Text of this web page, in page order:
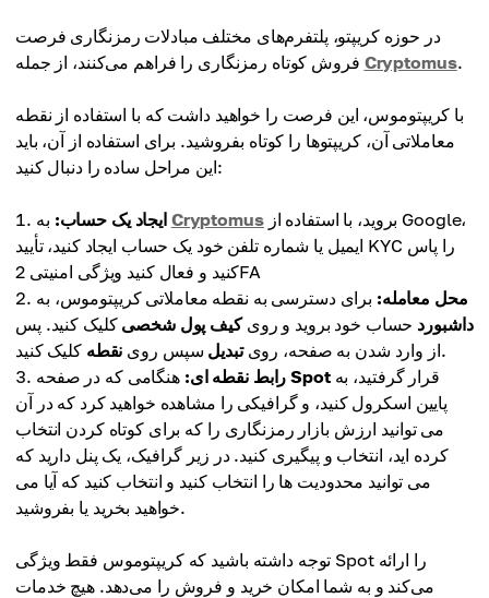
در حوزه کریپتو، پلتفرم‌های مختلف مبادلات رمزنگاری فرصت
Cryptomus.
با کریپتوموس، این فرصت را خواهید داشت که با استفاده از نقطه
معاملاتی آن، کریپتوها را کوتاه بفروشید. برای استفاده از آن، باید
این مراحل ساده را دنبال کنید:
ایجاد یک حساب:به Cryptomusبروید، با استفاده از Google،
ایمیل یا شماره تلفن خود یک حساب ایجاد کنید، تأیید KYC را پاس
کنید و فعال کنید ویژگی امنیتی 2FA
محل معامله: برای دسترسی به نقطه معاملاتی کریپتوموس، به
داشبورد حساب خود بروید و رویکیف پول شخصی کلیک کنید. پس
از وارد شدن به صفحه، رویتبدیل سپس روی نقطه
کلیک کنید.
رابط نقطه ای: هنگامی که در صفحهSpotقرار گرفتید، به
پایین اسکرول کنید، و گرافیکی را مشاهده خواهید کرد که در آن
می توانید ارزش بازار رمزنگاری را که برای کوتاه کردن انتخاب
کرده اید، انتخاب و پیگیری کنید. در زیر گرافیک، یک پنل دارید که
می توانید محدودیت ها را انتخاب کنید و انتخاب کنید که آیا می
خواهید بخرید یا بفروشید.
توجه داشته باشید که کریپتوموس فقط ویژگی Spot را ارائه
می‌کند و به شما امکان خرید و فروش را می‌دهد. هیچ خدمات